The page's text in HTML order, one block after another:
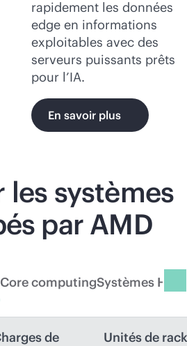
rapidement les données
edge en informations
exploitables avec des
serveurs puissants prêts
pour l’IA.
En savoir plus
les systèmes
par AMD
Core computingSystèmes
de
Unités de rack